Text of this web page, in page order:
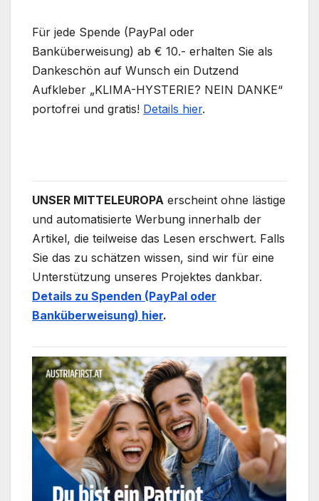
Für jede Spende (PayPal oder
Banküberweisung) ab € 10.- erhalten Sie als
Dankeschön auf Wunsch ein Dutzend
Aufkleber „KLIMA-HYSTERIE? NEIN DANKE“
portofrei und gratis! Details hier.
UNSER MITTELEUROPA erscheint ohne lästige
und automatisierte Werbung innerhalb der
Artikel, die teilweise das Lesen erschwert. Falls
Sie das zu schätzen wissen, sind wir für eine
Unterstützung unseres Projektes dankbar.
Details zu Spenden (PayPal oder
Banküberweisung) hier.